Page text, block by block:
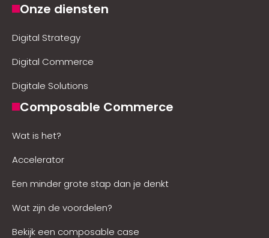
Onze diensten
Digital Strategy
Digital Commerce
Digitale Solutions
Composable Commerce
Wat is het?
Accelerator
Een minder grote stap dan je denkt
Wat zijn de voordelen?
Bekijk een composable case